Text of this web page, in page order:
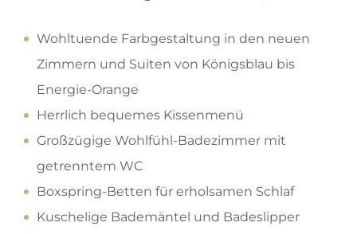
Wohltuende Farbgestaltung in den neuen
Zimmern und Suiten von Königsblau bis
Energie-Orange
Herrlich bequemes Kissenmenü
Großzügige Wohlfühl-Badezimmer mit
getrenntem WC
Boxspring-Betten für erholsamen Schlaf
Kuschelige Bademäntel und Badeslipper